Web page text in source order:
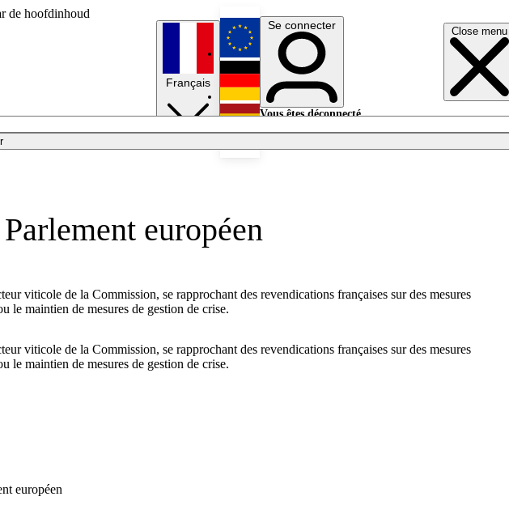
de hoofdinhoud
Close menu
Français
English
Deutsch
Se connecter
Vous êtes déconnecté.
européen
viticole de la Commission, se rapprochant des revendications françaises sur des mesures
le maintien de mesures de gestion de crise.
viticole de la Commission, se rapprochant des revendications françaises sur des mesures
le maintien de mesures de gestion de crise.
européen